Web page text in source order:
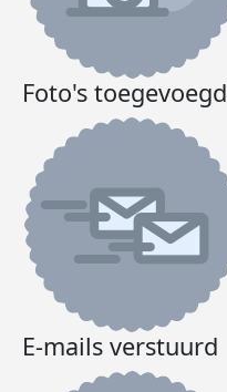
Foto's toegevoegd
E-mails verstuurd